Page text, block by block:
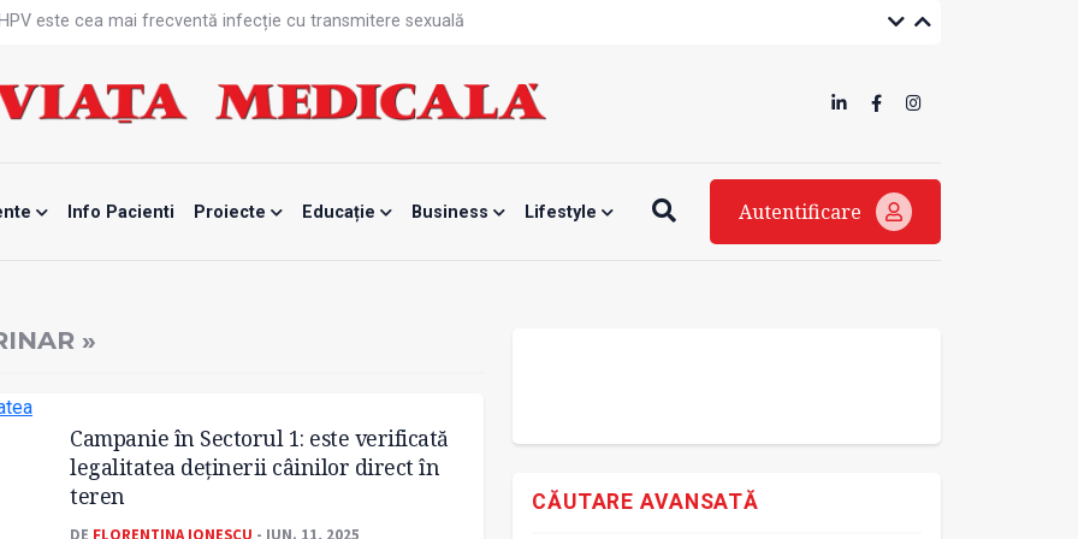
este cea mai frecventă infecție cu transmitere sexuală
blocată temporar
de la specialiști
mamei și copilului
Info Pacienti Proiecte Educație Business Lifestyle Autentificare
»
Campanie în Sectorul 1: este verificată
legalitatea deținerii câinilor direct în
teren
DE FLORENTINA IONESCU - IUN. 11, 2025
CĂUTARE AVANSATĂ